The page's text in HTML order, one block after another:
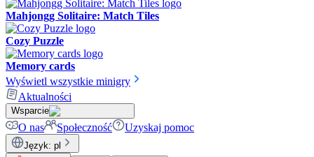
Mahjongg Solitaire: Match Tiles
Cozy Puzzle
Memory cards
Wyświetl wszystkie minigry
Aktualności
Wsparcie
O nas Społeczność Uzyskaj pomoc
Język: pl